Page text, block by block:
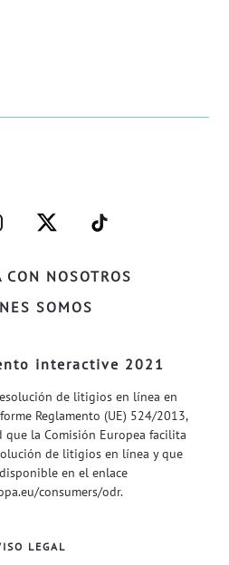
CON NOSOTROS
SOMOS
–
TWITTER–
–
WELIFE–
interactive 2021
de litigios en línea en
Reglamento (UE) 524/2013,
que la Comisión Europea facilita
de litigios en línea y que
en el enlace
consumers/odr.
LEGAL